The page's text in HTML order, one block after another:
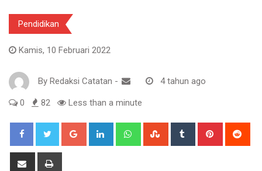
Pendidikan
Kamis, 10 Februari 2022
By Redaksi Catatan - 4 tahun ago
0 82 Less than a minute
Google+ LinkedIn WhatsappStumbleUpon
Tumblr Pinterest
Share